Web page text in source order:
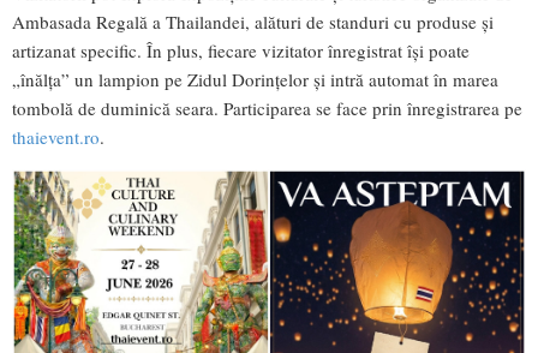
Ambasada Regală a Thailandei, alături de standuri cu produse și
artizanat specific. În plus, fiecare vizitator înregistrat își poate
„înălța” un lampion pe Zidul Dorințelor și intră automat în marea
tombolă de duminică seara. Participarea se face prin înregistrarea pe
thaievent.ro.